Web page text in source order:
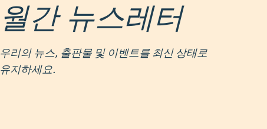
월간 뉴스레터
우리의 뉴스, 출판물 및 이벤트를 최신 상태로
유지하세요.